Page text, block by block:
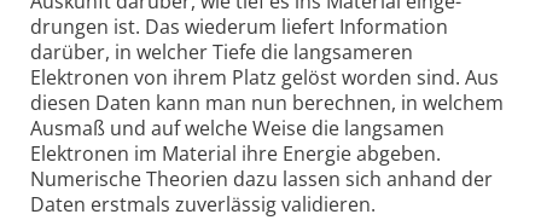
drungen ist. Das wiederum liefert Information
darüber, in welcher Tiefe die langsameren
Elektronen von ihrem Platz gelöst worden sind. Aus
diesen Daten kann man nun berechnen, in welchem
Ausmaß und auf welche Weise die langsamen
Elektronen im Material ihre Energie abgeben.
Numerische Theorien dazu lassen sich anhand der
Daten erstmals zuverlässig validieren.